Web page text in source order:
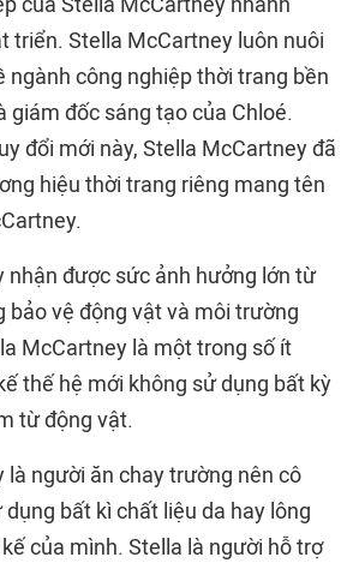
triển. Stella McCartney luôn nuôi
ngành công nghiệp thời trang bền
giám đốc sáng tạo của Chloé.
đổi mới này, Stella McCartney đã
hiệu thời trang riêng mang tên
nhận được sức ảnh hưởng lớn từ
bảo vệ động vật và môi trường
McCartney là một trong số ít
thế hệ mới không sử dụng bất kỳ
từ động vật.
là người ăn chay trường nên cô
dụng bất kì chất liệu da hay lông
của mình. Stella là người hỗ trợ